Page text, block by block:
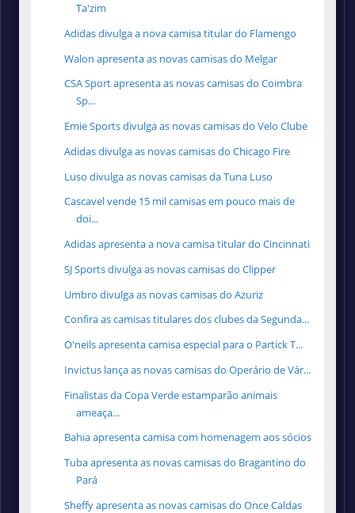
Ta'zim
Adidas divulga a nova camisa titular do Flamengo
Walon apresenta as novas camisas do Melgar
CSA Sport apresenta as novas camisas do Coimbra
Sp...
Emie Sports divulga as novas camisas do Velo Clube
Adidas divulga as novas camisas do Chicago Fire
Luso divulga as novas camisas da Tuna Luso
Cascavel vende 15 mil camisas em pouco mais de
doi...
Adidas apresenta a nova camisa titular do Cincinnati
SJ Sports divulga as novas camisas do Clipper
Umbro divulga as novas camisas do Azuriz
Confira as camisas titulares dos clubes da Segunda...
O'neils apresenta camisa especial para o Partick T...
Invictus lança as novas camisas do Operário de Vár...
Finalistas da Copa Verde estamparão animais
ameaça...
Bahia apresenta camisa com homenagem aos sócios
Tuba apresenta as novas camisas do Bragantino do
Pará
Sheffy apresenta as novas camisas do Once Caldas